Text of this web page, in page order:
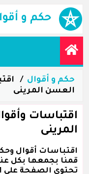
حكم و
حكم و أقوال
العسن المرينى
اقتباسات
المرينى
اقتباسات أقوال
قمنا بجمعها بكل